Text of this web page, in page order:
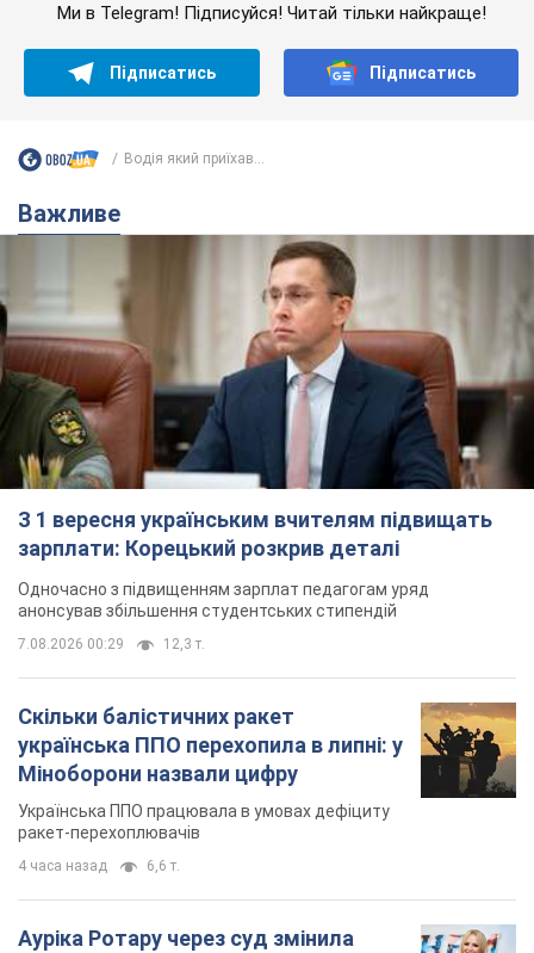
Ми в Telegram! Підписуйся! Читай тільки найкраще!
Підписатись Підписатись
Водія який приїхав...
Важливе
З 1 вересня українським вчителям підвищать
зарплати: Корецький розкрив деталі
Одночасно з підвищенням зарплат педагогам уряд
анонсував збільшення студентських стипендій
7.08.2026 00:29 12,3 т.
Скільки балістичних ракет
українська ППО перехопила в липні: у
Міноборони назвали цифру
Українська ППО працювала в умовах дефіциту
ракет-перехоплювачів
4 часа назад 6,6 т.
Ауріка Ротару через суд змінила